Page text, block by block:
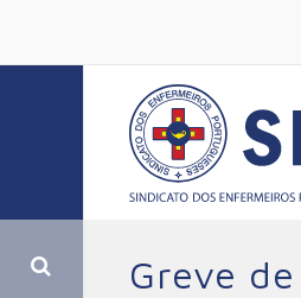
Greve